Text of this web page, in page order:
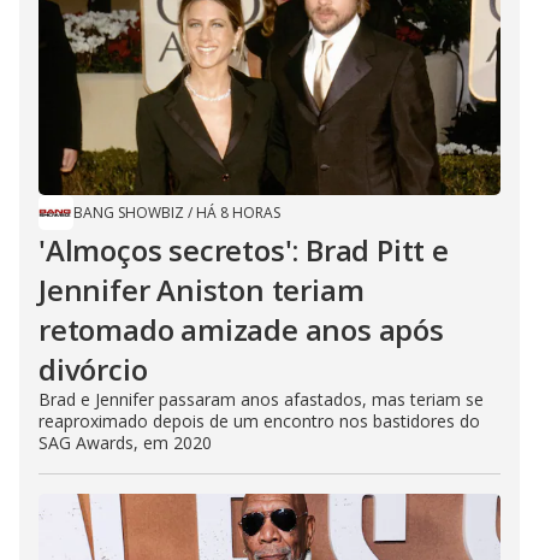
BANG SHOWBIZ / HÁ 8 HORAS
'Almoços secretos': Brad Pitt e
Jennifer Aniston teriam
retomado amizade anos após
divórcio
Brad e Jennifer passaram anos afastados, mas teriam se
reaproximado depois de um encontro nos bastidores do
SAG Awards, em 2020